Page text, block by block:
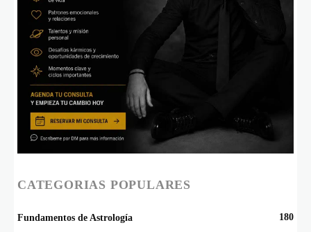
CATEGORIAS POPULARES
Fundamentos de Astrología 180